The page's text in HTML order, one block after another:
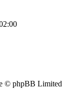
© phpBB Limited